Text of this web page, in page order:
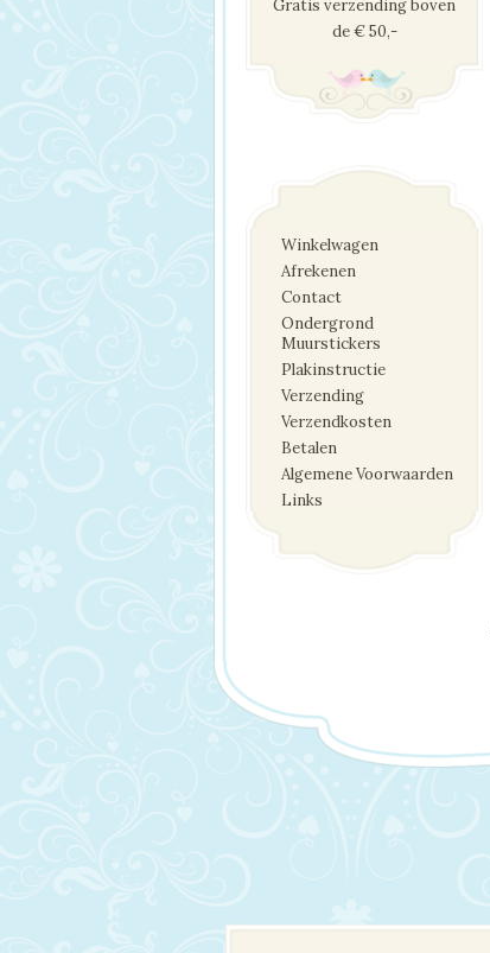
Gratis verzending boven
de € 50,-
Winkelwagen
Afrekenen
Contact
Ondergrond
Muurstickers
Plakinstructie
Verzending
Verzendkosten
Betalen
Algemene Voorwaarden
Links